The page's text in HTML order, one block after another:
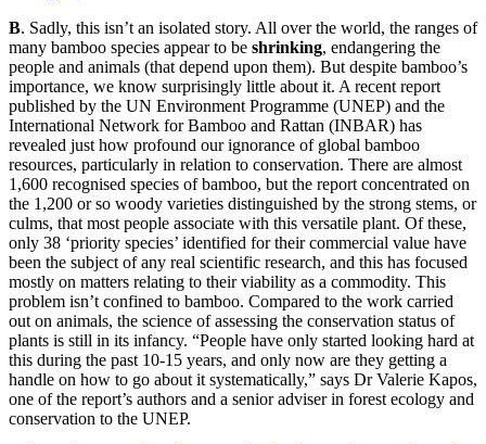
B. Sadly, this isn’t an isolated story. All over the world, the ranges of
many bamboo species appear to be shrinking, endangering the
people and animals (that depend upon them). But despite bamboo’s
importance, we know surprisingly little about it. A recent report
published by the UN Environment Programme (UNEP) and the
International Network for Bamboo and Rattan (INBAR) has
revealed just how profound our ignorance of global bamboo
resources, particularly in relation to conservation. There are almost
1,600 recognised species of bamboo, but the report concentrated on
the 1,200 or so woody varieties distinguished by the strong stems, or
culms, that most people associate with this versatile plant. Of these,
only 38 ‘priority species’ identified for their commercial value have
been the subject of any real scientific research, and this has focused
mostly on matters relating to their viability as a commodity. This
problem isn’t confined to bamboo. Compared to the work carried
out on animals, the science of assessing the conservation status of
plants is still in its infancy. “People have only started looking hard at
this during the past 10-15 years, and only now are they getting a
handle on how to go about it systematically,” says Dr Valerie Kapos,
one of the report’s authors and a senior adviser in forest ecology and
conservation to the UNEP.